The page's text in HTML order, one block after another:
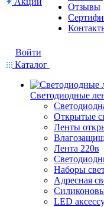
Отзывы
Войти
Каталог
Светодиодные
Открытые
Ленты
Лента 220в
Наборы
Адресная
LED